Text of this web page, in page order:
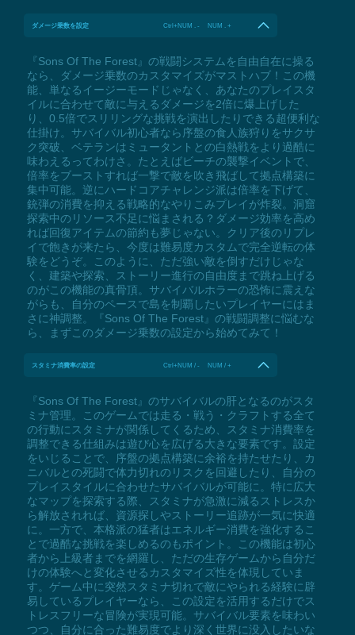
ダメージ乗数を設定 Ctrl+NUM . - NUM . +
『Sons Of The Forest』の戦闘システムを自由自在に操る
なら、ダメージ乗数のカスタマイズがマストハブ！この機
能、単なるイージーモードじゃなく、あなたのプレイスタ
イルに合わせて敵に与えるダメージを2倍に爆上げした
り、0.5倍でスリリングな挑戦を演出したりできる超便利な
仕掛け。サバイバル初心者なら序盤の食人族狩りをサクサ
ク突破、ベテランはミュータントとの白熱戦をより過酷に
味わえるってわけさ。たとえばビーチの襲撃イベントで、
倍率をブーストすれば一撃で敵を吹き飛ばして拠点構築に
集中可能。逆にハードコアチャレンジ派は倍率を下げて、
銃弾の消費を抑える戦略的なやりこみプレイが炸裂。洞窟
探索中のリソース不足に悩まされる？ダメージ効率を高め
れば回復アイテムの節約も夢じゃない。クリア後のリプレ
イで飽きが来たら、今度は難易度カスタムで完全逆転の体
験をどうぞ。このように、ただ強い敵を倒すだけじゃな
く、建築や探索、ストーリー進行の自由度まで跳ね上げる
のがこの機能の真骨頂。サバイバルホラーの恐怖に震えな
がらも、自分のペースで島を制覇したいプレイヤーにはま
さに神調整。『Sons Of The Forest』の戦闘調整に悩むな
ら、まずこのダメージ乗数の設定から始めてみて！
スタミナ消費率の設定 Ctrl+NUM / - NUM / +
『Sons Of The Forest』のサバイバルの肝となるのがスタ
ミナ管理。このゲームでは走る・戦う・クラフトする全て
の行動にスタミナが関係してくるため、スタミナ消費率を
調整できる仕組みは遊び心を広げる大きな要素です。設定
をいじることで、序盤の拠点構築に余裕を持たせたり、カ
ニバルとの死闘で体力切れのリスクを回避したり、自分の
プレイスタイルに合わせたサバイバルが可能に。特に広大
なマップを探索する際、スタミナが急激に減るストレスか
ら解放されれば、資源探しやストーリー追跡が一気に快適
に。一方で、本格派の猛者はエネルギー消費を強化するこ
とで過酷な挑戦を楽しめるのもポイント。この機能は初心
者から上級者までを網羅し、ただの生存ゲームから自分だ
けの体験へと変化させるカスタマイズ性を体現していま
す。ゲーム中に突然スタミナ切れで敵にやられる経験に辟
易しているプレイヤーなら、この設定を活用するだけでス
トレスフリーな冒険が実現可能。サバイバル要素を味わい
つつ、自分に合った難易度でより深く世界に没入したいな